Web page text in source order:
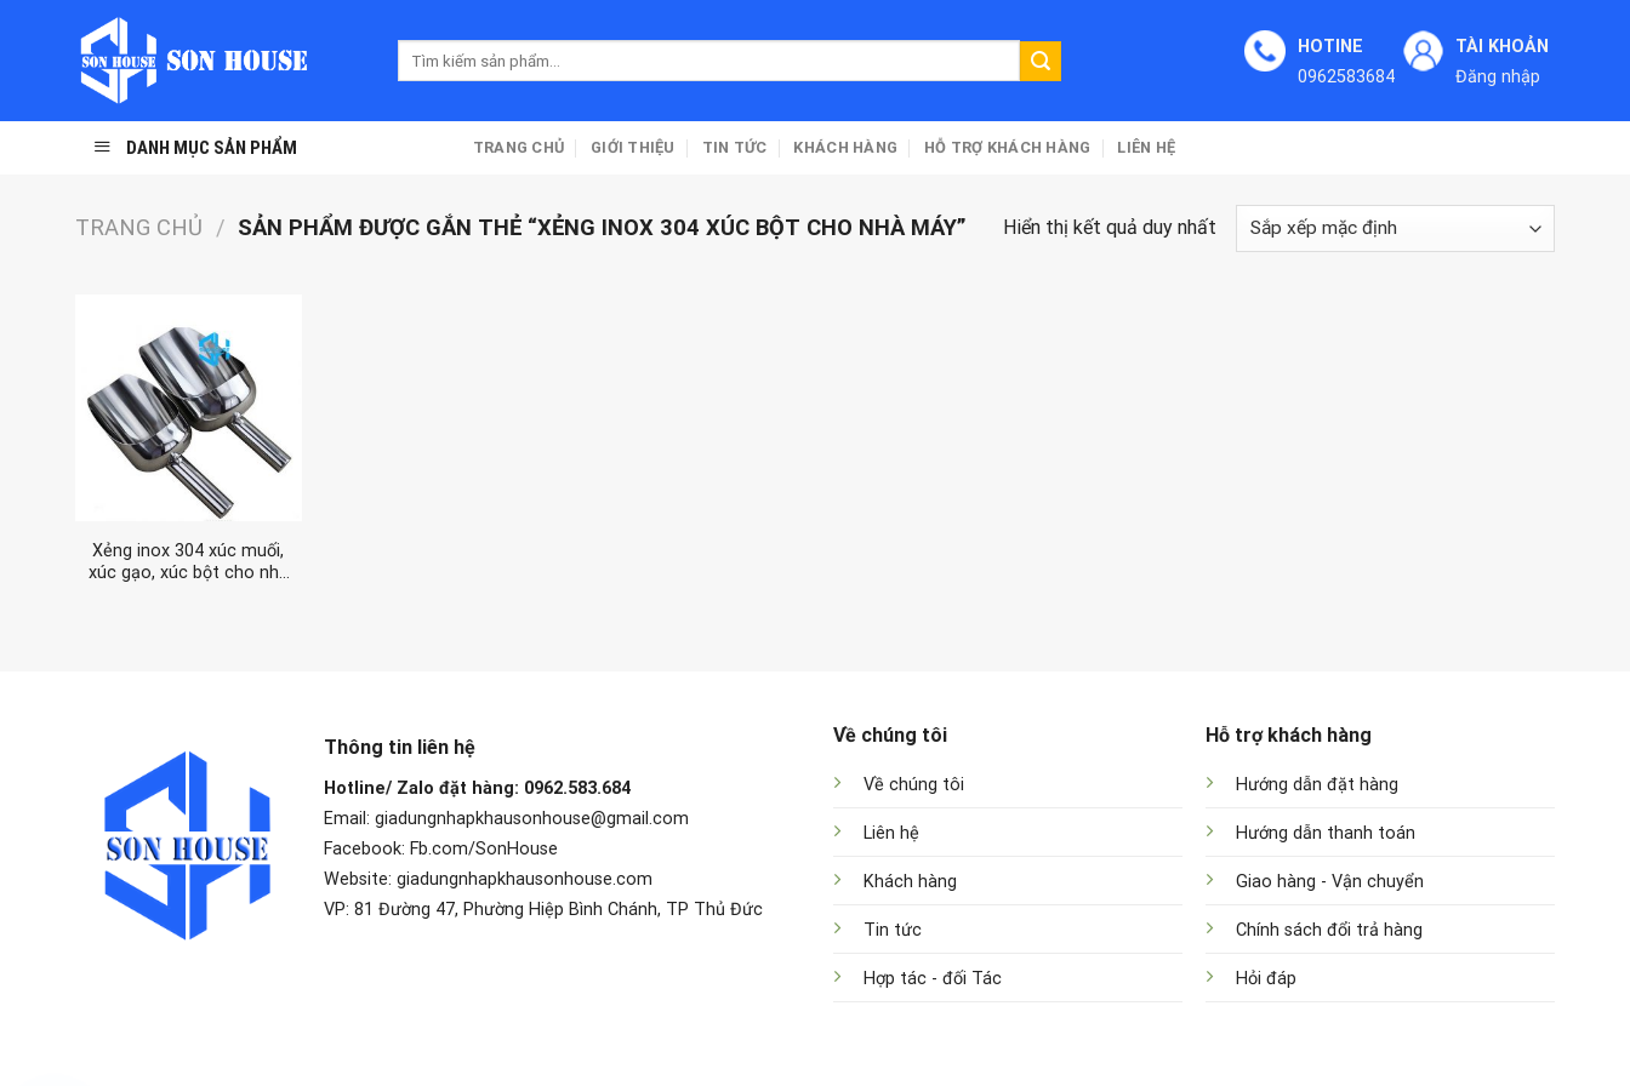
HOTINE
0962583684
TÀI KHOẢN
Đăng nhập
DANH MỤC SẢN PHẨM TRANG CHỦ GIỚI THIỆU TIN TỨC KHÁCH HÀNG HỖ TRỢ KHÁCH HÀNG LIÊN HỆ
TRANG CHỦ / SẢN PHẨM ĐƯỢC GẮN THẺ “XẺNG INOX 304 XÚC BỘT CHO NHÀ MÁY” Hiển thị kết quả duy nhất
Xẻng inox 304 xúc muối,
xúc gạo, xúc bột cho nhà
Thông tin liên hệ
Hotline/ Zalo đặt hàng: 0962.583.684
Email: giadungnhapkhausonhouse@gmail.com
Facebook: Fb.com/SonHouse
Website: giadungnhapkhausonhouse.com
VP: 81 Đường 47, Phường Hiệp Bình Chánh, TP Thủ Đức
Về chúng tôi
Về chúng tôi
Liên hệ
Khách hàng
Tin tức
Hợp tác - đối Tác
Hỗ trợ khách hàng
Hướng dẫn đặt hàng
Hướng dẫn thanh toán
Giao hàng - Vận chuyển
Chính sách đổi trả hàng
Hỏi đáp